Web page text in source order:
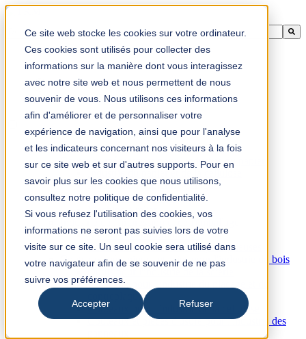
Ce site web stocke les cookies sur votre ordinateur.
Ces cookies sont utilisés pour collecter des
informations sur la manière dont vous interagissez
avec notre site web et nous permettent de nous
souvenir de vous. Nous utilisons ces informations
afin d'améliorer et de personnaliser votre
expérience de navigation, ainsi que pour l'analyse
et les indicateurs concernant nos visiteurs à la fois
sur ce site web et sur d'autres supports. Pour en
savoir plus sur les cookies que nous utilisons,
consultez notre politique de confidentialité.
Si vous refusez l'utilisation des cookies, vos
informations ne seront pas suivies lors de votre
visite sur ce site. Un seul cookie sera utilisé dans
votre navigateur afin de se souvenir de ne pas
suivre vos préférences.
Accepter Refuser
Il s'agit d'un champ de recherche avec une fonction de suggestion
Aucune suggestion, car le champ de recherche est vide.
fr-ca
Produits
Couteaux mécaniques pour l'industrie du papier
Industrie du papier et de la cellulose
Industrie du papier hygiénique
Finition d'impression
Machine à relier
Industrie de l'impression et de l'emballage
Racloirs et consommables
Couteaux et pièces d'usure pour plieuses
Couteaux mécaniques et scies pour l'industrie du bois
Outils pour l'industrie de la scierie
Couteaux pour l'industrie du placage et du
contreplaqué
Couteaux pour l'industrie de la cellulose
Couteaux et pièces d'usure pour l'industrie des